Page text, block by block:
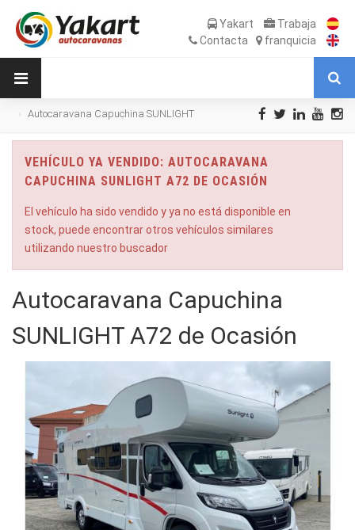
Yakart
Trabaja
Contacta
franquicia
Autocaravana Capuchina SUNLIGHT
VEHÍCULO YA VENDIDO: AUTOCARAVANA
CAPUCHINA SUNLIGHT A72 DE OCASIÓN
El vehículo ha sido vendido y ya no está disponible en
stock, puede encontrar otros vehículos similares
utilizando nuestro buscador
Autocaravana Capuchina
SUNLIGHT A72 de Ocasión